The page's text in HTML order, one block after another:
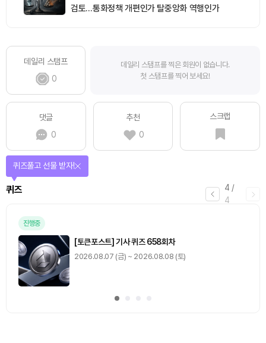
검토…통화정책 개편인가 탈중앙화 역행인가
데일리 스탬프
0
데일리 스탬프를 찍은 회원이 없습니다.
첫 스탬프를 찍어 보세요!
댓글
0
추천
0
스크랩
4 /
4
퀴즈
퀴즈풀고 선물 받자!
진행중
[토큰포스트] 기사 퀴즈 658회차
2026.08.07 (금) ~ 2026.08.08 (토)